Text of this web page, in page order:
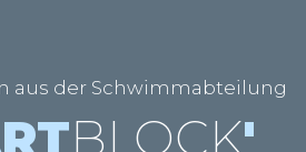
aus der Schwimmabteilung
BLOCK'